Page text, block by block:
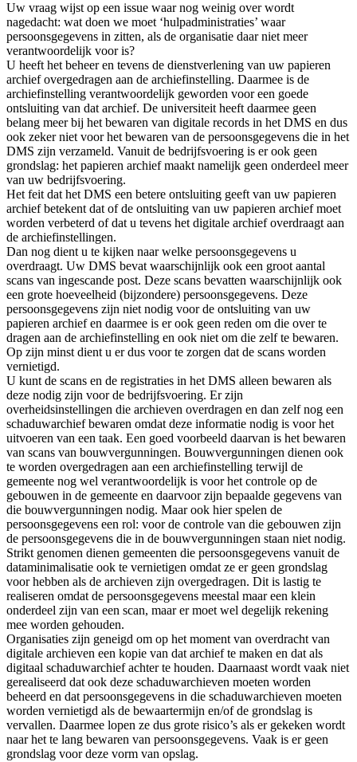
Uw vraag wijst op een issue waar nog weinig over wordt
nagedacht: wat doen we moet ‘hulpadministraties’ waar
persoonsgegevens in zitten, als de organisatie daar niet meer
verantwoordelijk voor is?
U heeft het beheer en tevens de dienstverlening van uw papieren
archief overgedragen aan de archiefinstelling. Daarmee is de
archiefinstelling verantwoordelijk geworden voor een goede
ontsluiting van dat archief. De universiteit heeft daarmee geen
belang meer bij het bewaren van digitale records in het DMS en dus
ook zeker niet voor het bewaren van de persoonsgegevens die in het
DMS zijn verzameld. Vanuit de bedrijfsvoering is er ook geen
grondslag: het papieren archief maakt namelijk geen onderdeel meer
van uw bedrijfsvoering.
Het feit dat het DMS een betere ontsluiting geeft van uw papieren
archief betekent dat of de ontsluiting van uw papieren archief moet
worden verbeterd of dat u tevens het digitale archief overdraagt aan
de archiefinstellingen.
Dan nog dient u te kijken naar welke persoonsgegevens u
overdraagt. Uw DMS bevat waarschijnlijk ook een groot aantal
scans van ingescande post. Deze scans bevatten waarschijnlijk ook
een grote hoeveelheid (bijzondere) persoonsgegevens. Deze
persoonsgegevens zijn niet nodig voor de ontsluiting van uw
papieren archief en daarmee is er ook geen reden om die over te
dragen aan de archiefinstelling en ook niet om die zelf te bewaren.
Op zijn minst dient u er dus voor te zorgen dat de scans worden
vernietigd.
U kunt de scans en de registraties in het DMS alleen bewaren als
deze nodig zijn voor de bedrijfsvoering. Er zijn
overheidsinstellingen die archieven overdragen en dan zelf nog een
schaduwarchief bewaren omdat deze informatie nodig is voor het
uitvoeren van een taak. Een goed voorbeeld daarvan is het bewaren
van scans van bouwvergunningen. Bouwvergunningen dienen ook
te worden overgedragen aan een archiefinstelling terwijl de
gemeente nog wel verantwoordelijk is voor het controle op de
gebouwen in de gemeente en daarvoor zijn bepaalde gegevens van
die bouwvergunningen nodig. Maar ook hier spelen de
persoonsgegevens een rol: voor de controle van die gebouwen zijn
de persoonsgegevens die in de bouwvergunningen staan niet nodig.
Strikt genomen dienen gemeenten die persoonsgegevens vanuit de
dataminimalisatie ook te vernietigen omdat ze er geen grondslag
voor hebben als de archieven zijn overgedragen. Dit is lastig te
realiseren omdat de persoonsgegevens meestal maar een klein
onderdeel zijn van een scan, maar er moet wel degelijk rekening
mee worden gehouden.
Organisaties zijn geneigd om op het moment van overdracht van
digitale archieven een kopie van dat archief te maken en dat als
digitaal schaduwarchief achter te houden. Daarnaast wordt vaak niet
gerealiseerd dat ook deze schaduwarchieven moeten worden
beheerd en dat persoonsgegevens in die schaduwarchieven moeten
worden vernietigd als de bewaartermijn en/of de grondslag is
vervallen. Daarmee lopen ze dus grote risico’s als er gekeken wordt
naar het te lang bewaren van persoonsgegevens. Vaak is er geen
grondslag voor deze vorm van opslag.